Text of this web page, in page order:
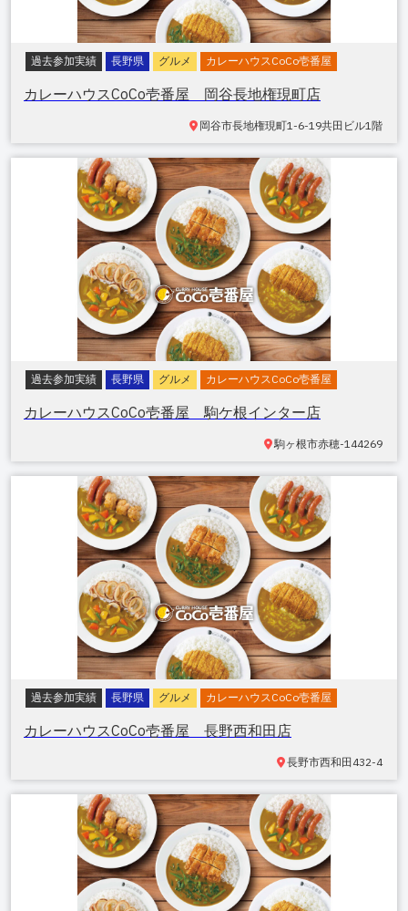
過去参加実績 長野県 グルメ カレーハウスCoCo壱番屋
カレーハウスCoCo壱番屋 岡谷長地権現町店
岡谷市長地権現町1-6-19共田ビル1階
過去参加実績 長野県 グルメ カレーハウスCoCo壱番屋
カレーハウスCoCo壱番屋 駒ケ根インター店
駒ヶ根市赤穂-144269
過去参加実績 長野県 グルメ カレーハウスCoCo壱番屋
カレーハウスCoCo壱番屋 長野西和田店
長野市西和田 432-4